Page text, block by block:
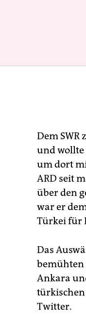
Dem SWR
und wollte
um dort
ARD seit
über den
war er
Türkei für
Das
bemühten
Ankara
türkischen
Twitter.